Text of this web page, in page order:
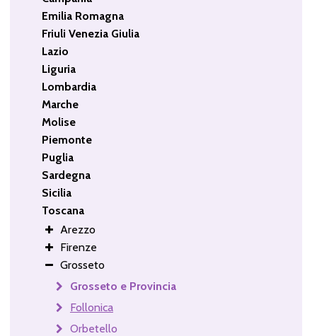
Emilia Romagna
Friuli Venezia Giulia
Lazio
Liguria
Lombardia
Marche
Molise
Piemonte
Puglia
Sardegna
Sicilia
Toscana
Arezzo
Firenze
Grosseto
Grosseto e Provincia
Follonica
Orbetello